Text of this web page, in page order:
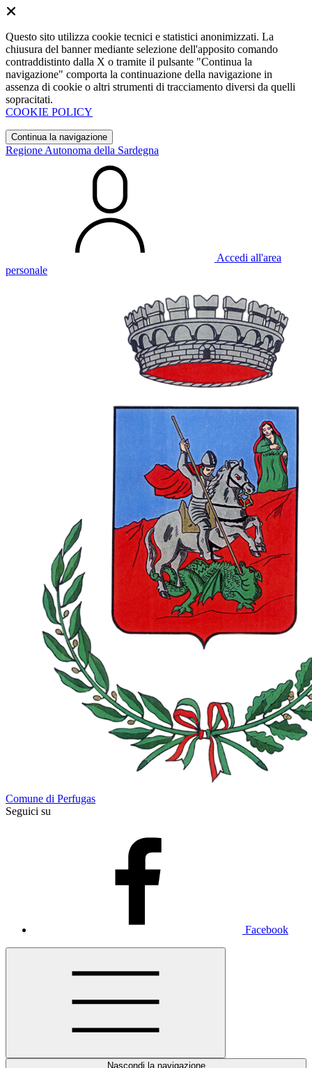
Questo sito utilizza cookie tecnici e statistici anonimizzati. La
chiusura del banner mediante selezione dell'apposito comando
contraddistinto dalla X o tramite il pulsante "Continua la
navigazione" comporta la continuazione della navigazione in
assenza di cookie o altri strumenti di tracciamento diversi da quelli
sopracitati.
COOKIE POLICY
Continua la navigazione
Regione Autonoma della Sardegna
Accedi all'area
personale
Comune di Perfugas
Seguici su
Facebook
Nascondi la navigazione